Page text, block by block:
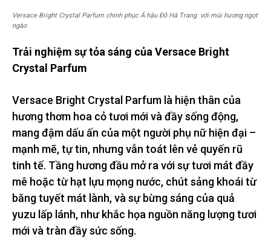
Versace Bright Crystal Parfum chinh phục Á hậu Đỗ Hà Trang với mùi hương ngọt
ngào
Trải nghiệm sự tỏa sáng của Versace Bright
Crystal Parfum
Versace Bright Crystal Parfum là hiện thân của
hương thơm hoa cỏ tươi mới và đầy sống động,
mang đậm dấu ấn của một người phụ nữ hiện đại –
mạnh mẽ, tự tin, nhưng vẫn toát lên vẻ quyến rũ
tinh tế. Tầng hương đầu mở ra với sự tươi mát đầy
mê hoặc từ hạt lựu mọng nước, chút sảng khoái từ
băng tuyết mát lành, và sự bừng sáng của quả
yuzu lấp lánh, như khắc họa nguồn năng lượng tươi
mới và tràn đầy sức sống.